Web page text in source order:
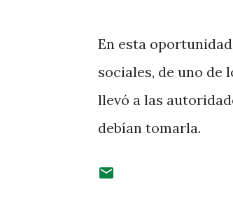
En esta
sociales, de uno de
llevó a las
debían tomarla.